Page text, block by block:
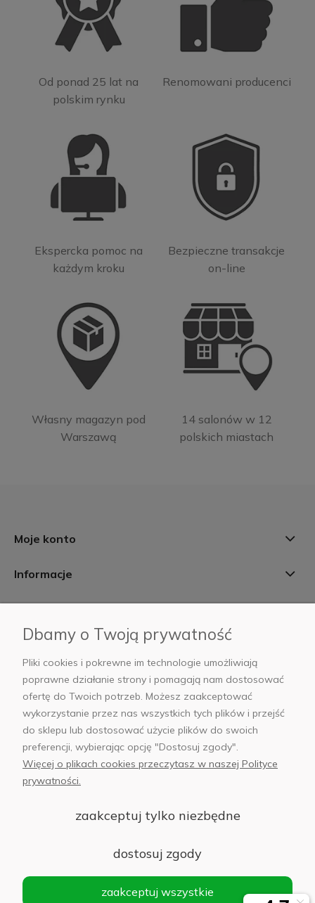
Od ponad 25 lat na
polskim rynku
Renomowani producenci
Ekspercka pomoc na
każdym kroku
Bezpieczne transakcje
on-line
Własny magazyn pod
Warszawą
14 salonów w 12
polskich miastach
Moje konto
Informacje
AB Foto
sklep@abfoto.pl
+48 797 971 275
© 2025 Wszelkie prawa zastrzeżone. Serwis własnością:
Sp. z o.o.
Siedziba: 02-486 WARSZAWA, Al. Jerozolimskie 176, NIP
1132646403 KRS nr 0000271999
Dbamy o Twoją prywatność
Pliki cookies i pokrewne im technologie umożliwiają
poprawne działanie strony i pomagają nam dostosować
ofertę do Twoich potrzeb. Możesz zaakceptować
wykorzystanie przez nas wszystkich tych plików i przejść
do sklepu lub dostosować użycie plików do swoich
preferencji, wybierając opcję "Dostosuj zgody".
Więcej o plikach cookies przeczytasz w naszej Polityce
prywatności.
zaakceptuj tylko niezbędne
dostosuj zgody
zaakceptuj wszystkie